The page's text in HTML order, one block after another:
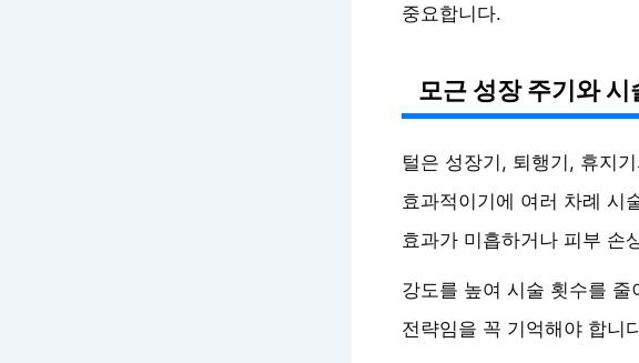
중요합니다.
모근 성장 주기와 시
털은 성장기, 퇴행기, 휴지
효과적이기에 여러 차례 시
효과가 미흡하거나 피부 손
강도를 높여 시술 횟수를
전략임을 꼭 기억해야 합니